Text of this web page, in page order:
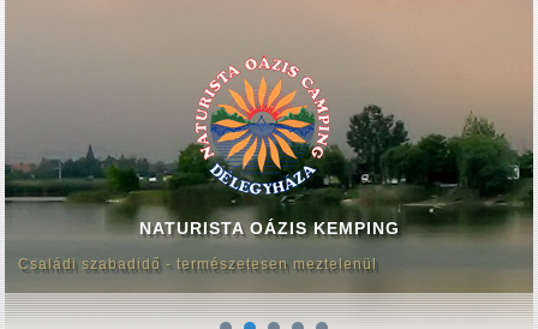
Családi szabadidő - természetesen meztelenül
NATURISTA OÁZIS KEMPING